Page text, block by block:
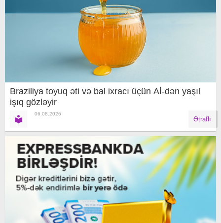
Braziliya toyuq əti və bal ixracı üçün Aİ-dən yaşıl
işıq gözləyir
06.08.2026
Ətraflı